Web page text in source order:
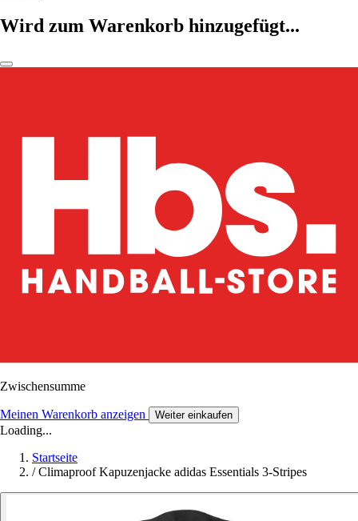
Wird zum Warenkorb hinzugefügt...
Zwischensumme
Meinen Warenkorb anzeigen Weiter einkaufen
Loading...
Startseite
/ Climaproof Kapuzenjacke adidas Essentials 3-Stripes